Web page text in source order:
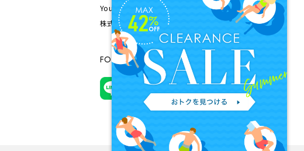
Youtubeチャンネル
株式会社ドウシシャ公式サイト
FOLLOW US